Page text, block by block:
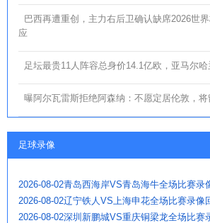
巴西再遭重创，主力右后卫确认缺席2026世
应
足坛最贵11人阵容总身价14.1亿欧，亚马尔
曝阿尔瓦雷斯拒绝阿森纳：不愿定居伦敦，
足球录像
2026-08-02青岛西海岸VS青岛海牛全场比赛录
2026-08-02辽宁铁人VS上海申花全场比赛录像
2026-08-02深圳新鹏城VS重庆铜梁龙全场比赛